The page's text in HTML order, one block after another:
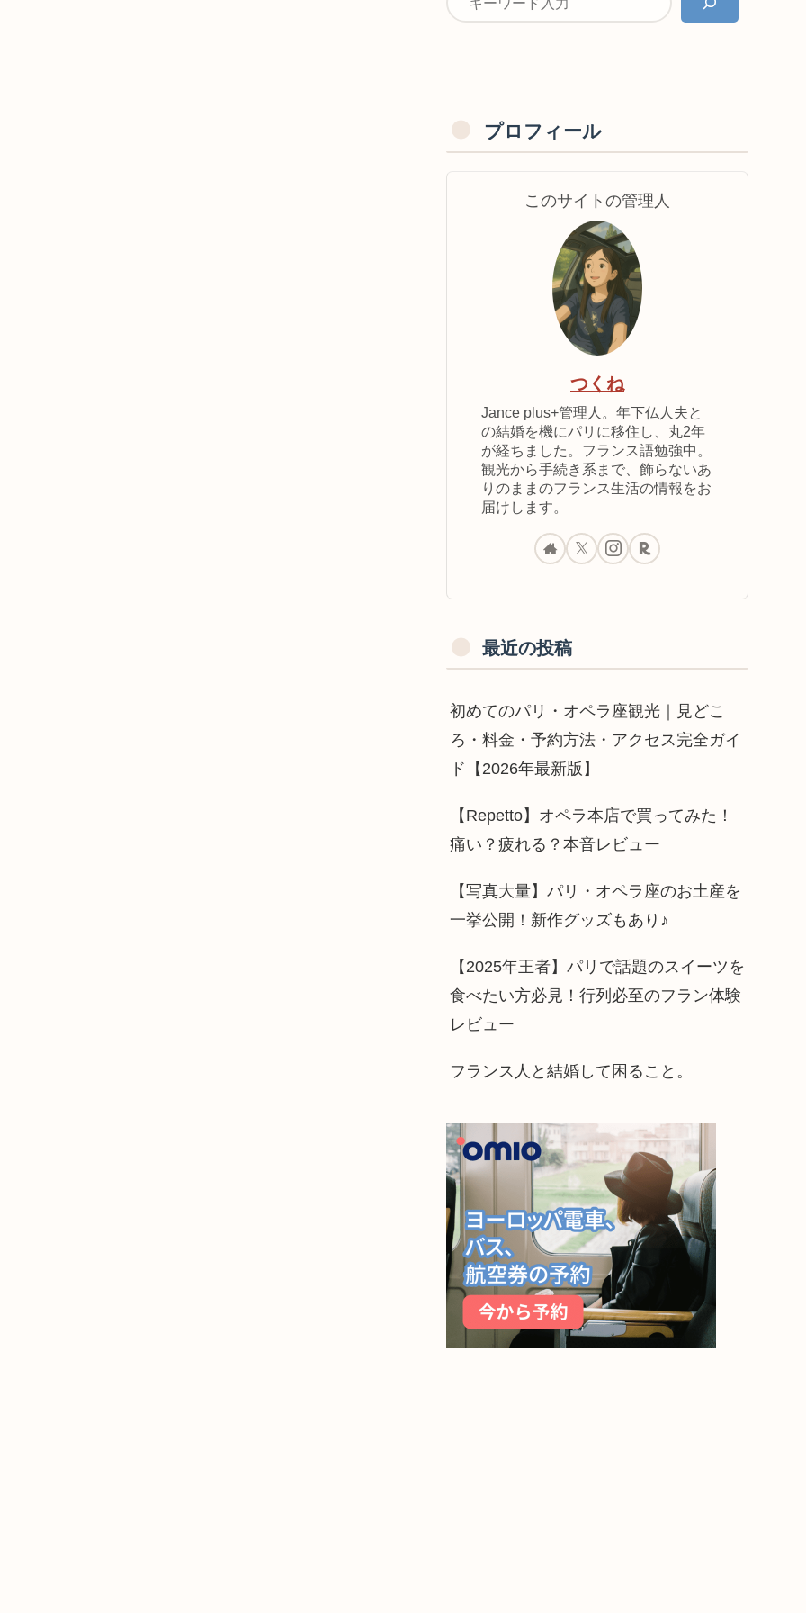
プロフィール
このサイトの管理人
つくね
Jance plus+管理人。年下仏人夫と
の結婚を機にパリに移住し、丸2年
が経ちました。フランス語勉強中。
観光から手続き系まで、飾らないあ
りのままのフランス生活の情報をお
届けします。
最近の投稿
初めてのパリ・オペラ座観光｜見どこ
ろ・料金・予約方法・アクセス完全ガイ
ド【2026年最新版】
【Repetto】オペラ本店で買ってみた！
痛い？疲れる？本音レビュー
【写真大量】パリ・オペラ座のお土産を
一挙公開！新作グッズもあり♪
【2025年王者】パリで話題のスイーツを
食べたい方必見！行列必至のフラン体験
レビュー
フランス人と結婚して困ること。